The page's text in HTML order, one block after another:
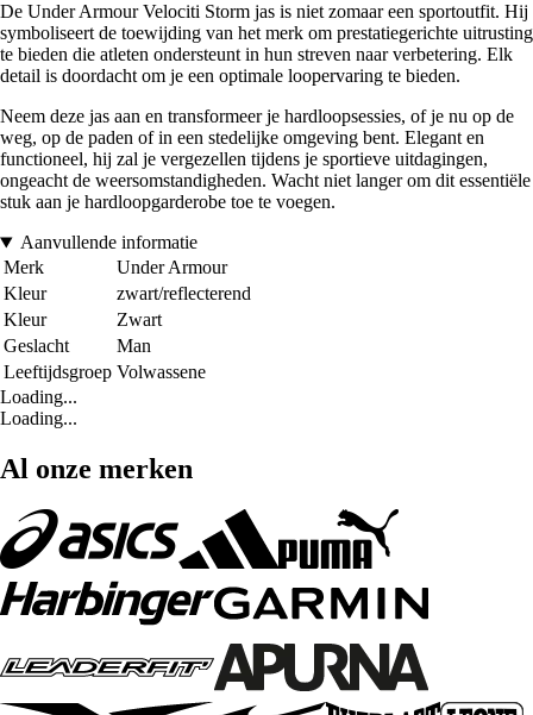
De Under Armour Velociti Storm jas is niet zomaar een sportoutfit. Hij
symboliseert de toewijding van het merk om prestatiegerichte uitrusting
te bieden die atleten ondersteunt in hun streven naar verbetering. Elk
detail is doordacht om je een optimale loopervaring te bieden.
Neem deze jas aan en transformeer je hardloopsessies, of je nu op de
weg, op de paden of in een stedelijke omgeving bent. Elegant en
functioneel, hij zal je vergezellen tijdens je sportieve uitdagingen,
ongeacht de weersomstandigheden. Wacht niet langer om dit essentiële
stuk aan je hardloopgarderobe toe te voegen.
Aanvullende informatie
Merk
Under Armour
Kleur
zwart/reflecterend
Kleur
Zwart
Geslacht
Man
Leeftijdsgroep Volwassene
Loading...
Loading...
Al onze merken